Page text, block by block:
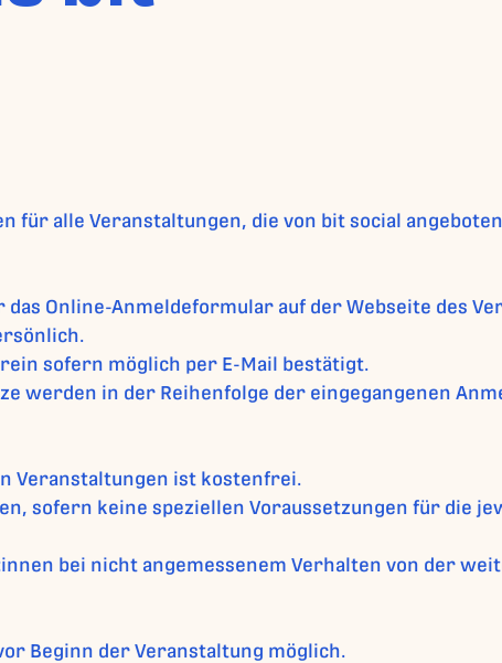
für alle Veranstaltungen, die von bit social
Online-Anmeldeformular auf der Webseite des
sofern möglich per E-Mail bestätigt.
werden in der Reihenfolge der eingegangenen
Veranstaltungen ist kostenfrei.
sofern keine speziellen Voraussetzungen für die
bei nicht angemessenem Verhalten von der
Beginn der Veranstaltung möglich.